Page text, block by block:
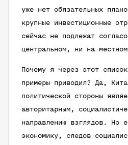
уже нет обязательных
крупные инвестиционные
сейчас не подлежат
центральном, ни на
Почему я через этот
примеры приводил? Да,
политической стороны
авторитарным,
направлению взглядов. Но
экономику, следов